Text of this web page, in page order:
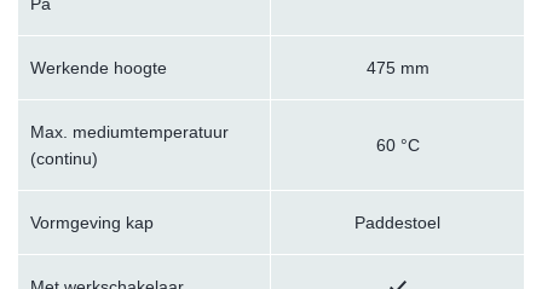
Werkende hoogte 475 mm
Max. mediumtemperatuur
(continu)
60 °C
Vormgeving kap Paddestoel